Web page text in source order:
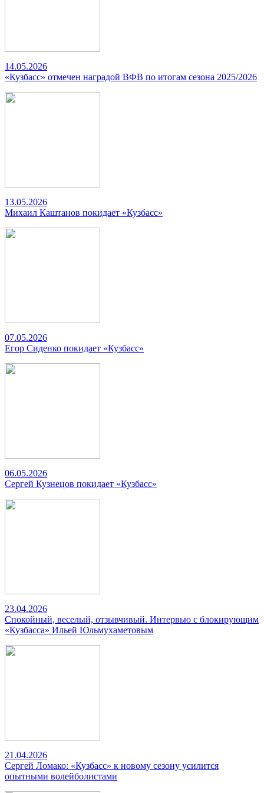
14.05.2026
«Кузбасс» отмечен наградой ВФВ по итогам сезона 2025/2026
13.05.2026
Михаил Каштанов покидает «Кузбасс»
07.05.2026
Егор Сиденко покидает «Кузбасс»
06.05.2026
Сергей Кузнецов покидает «Кузбасс»
23.04.2026
Спокойный, веселый, отзывчивый. Интервью с блокирующим
«Кузбасса» Ильей Юльмухаметовым
21.04.2026
Сергей Ломако: «Кузбасс» к новому сезону усилится
опытными волейболистами